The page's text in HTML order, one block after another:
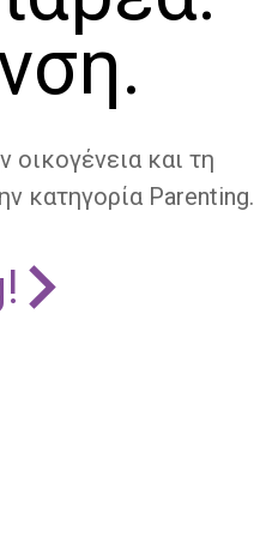
οικογένεια και τη
κατηγορία Parenting.